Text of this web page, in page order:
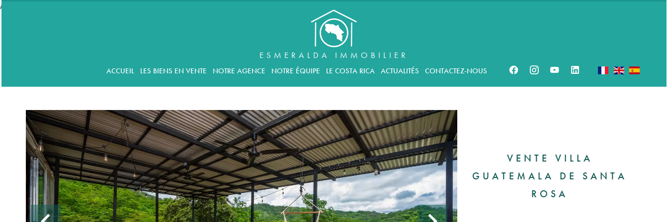
//accordeon
ESMERALDA IMMOBILIER
ACCUEIL LES BIENS EN VENTE NOTRE AGENCE NOTRE ÉQUIPE LE COSTA RICA ACTUALITÉS CONTACTEZ-NOUS
VENTE VILLA
GUATEMALA DE SANTA
ROSA